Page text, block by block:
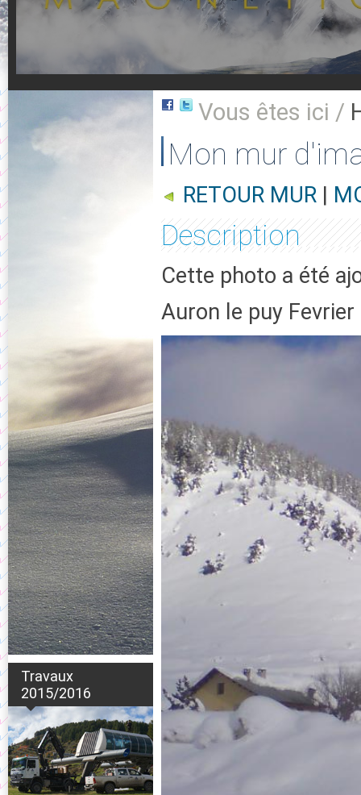
Travaux
2015/2016
Vous êtes ici /
Mon mur
RETOUR MUR |
Description
Cette photo a été
Auron le puy Fevrier